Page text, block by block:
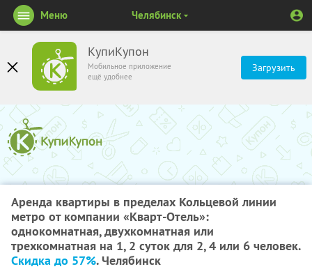
КупиКупон
Мобильное приложение
ещё удобнее
Загрузить
Меню Челябинск
Аренда квартиры в пределах Кольцевой линии
метро от компании «Кварт-Отель»:
однокомнатная, двухкомнатная или
трехкомнатная на 1, 2 суток для 2, 4 или 6 человек.
Скидка до 57%. Челябинск